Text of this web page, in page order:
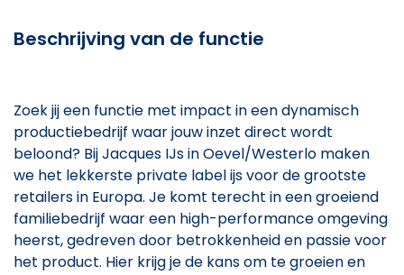
Beschrijving van de functie
Zoek jij een functie met impact in een dynamisch
productiebedrijf waar jouw inzet direct wordt
beloond? Bij Jacques IJs in Oevel/Westerlo maken
we het lekkerste private label ijs voor de grootste
retailers in Europa. Je komt terecht in een groeiend
familiebedrijf waar een high-performance omgeving
heerst, gedreven door betrokkenheid en passie voor
het product. Hier krijg je de kans om te groeien en